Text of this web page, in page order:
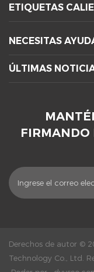
ETIQUETAS
NECESITAS
ÚLTIMAS
FIRMANDO
Derechos de autor ©
Technology Co., Ltd.